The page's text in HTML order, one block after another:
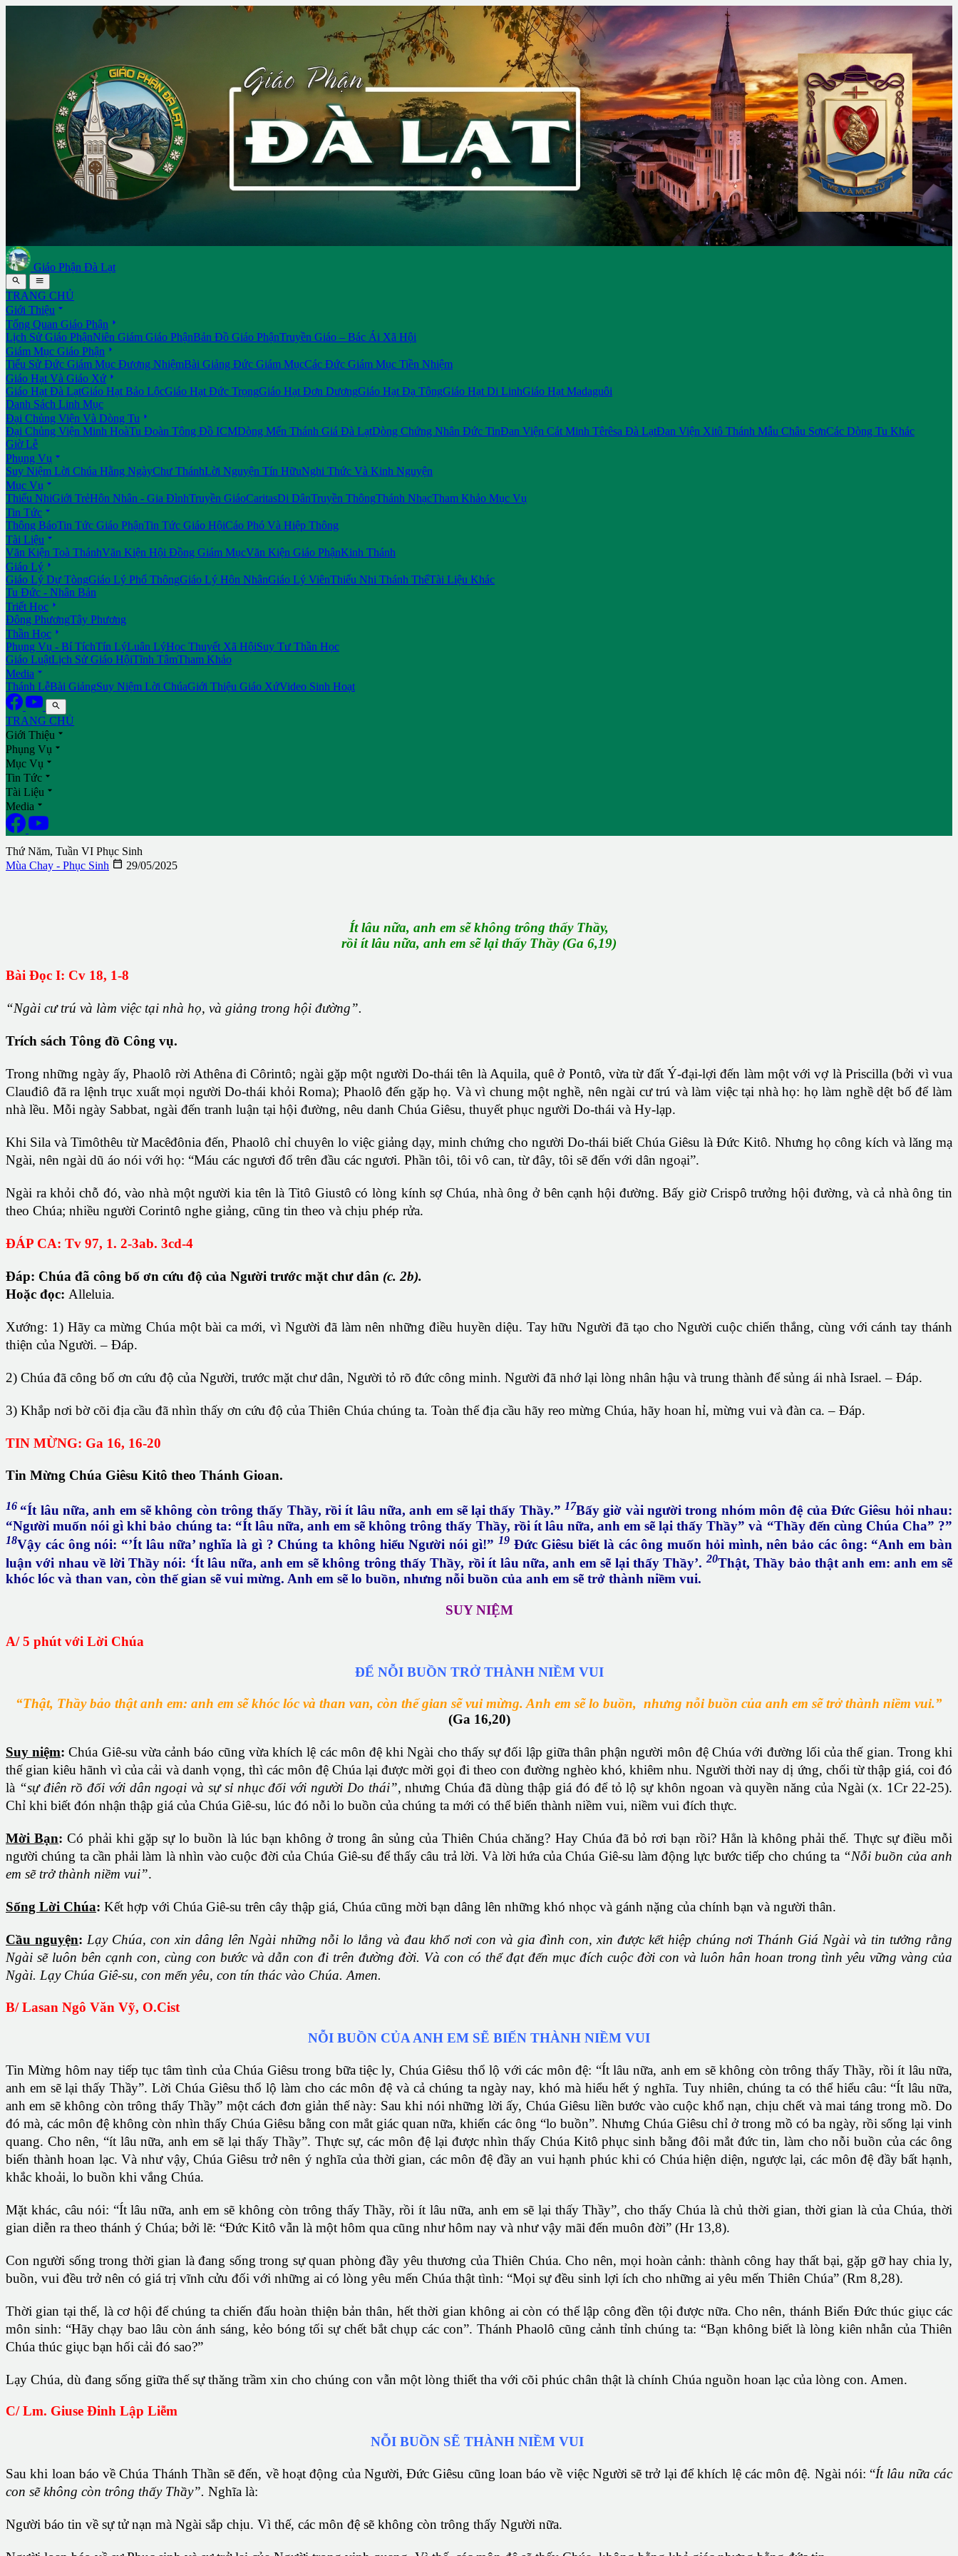
Giáo Phận Đà Lạt
 
TRANG CHỦ
Giới Thiệu 
Tổng Quan Giáo Phận 
Lịch Sử Giáo PhậnNiên Giám Giáo PhậnBản Đồ Giáo PhậnTruyền Giáo – Bác Ái Xã Hội
Giám Mục Giáo Phận 
Tiểu Sử Đức Giám Mục Đương NhiệmBài Giảng Đức Giám MụcCác Đức Giám Mục Tiền Nhiệm
Giáo Hạt Và Giáo Xứ 
Giáo Hạt Đà LạtGiáo Hạt Bảo LộcGiáo Hạt Đức TrọngGiáo Hạt Đơn DươngGiáo Hạt Đạ TôngGiáo Hạt Di LinhGiáo Hạt Madaguôi
Danh Sách Linh Mục
Đại Chủng Viện Và Dòng Tu 
Đại Chủng Viện Minh HoàTu Đoàn Tông Đồ ICMDòng Mến Thánh Giá Đà LạtDòng Chứng Nhân Đức TinĐan Viện Cát Minh Têrêsa Đà LạtĐan Viện Xitô Thánh Mẫu Châu SơnCác Dòng Tu Khác
Giờ Lễ
Phụng Vụ 
Suy Niệm Lời Chúa Hằng NgàyChư ThánhLời Nguyện Tín HữuNghi Thức Và Kinh Nguyện
Mục Vụ 
Thiếu NhiGiới TrẻHôn Nhân - Gia ĐìnhTruyền GiáoCaritasDi DânTruyền ThôngThánh NhạcTham Khảo Mục Vụ
Tin Tức 
Thông BáoTin Tức Giáo PhậnTin Tức Giáo HộiCáo Phó Và Hiệp Thông
Tài Liệu 
Văn Kiện Toà ThánhVăn Kiện Hội Đồng Giám MụcVăn Kiện Giáo PhậnKinh Thánh
Giáo Lý 
Giáo Lý Dự TòngGiáo Lý Phổ ThôngGiáo Lý Hôn NhânGiáo Lý ViênThiếu Nhi Thánh ThểTài Liệu Khác
Tu Đức - Nhân Bản
Triết Học 
Đông PhươngTây Phương
Thần Học 
Phụng Vụ - Bí TíchTín LýLuân LýHọc Thuyết Xã HộiSuy Tư Thần Học
Giáo LuậtLịch Sử Giáo HộiTĩnh TâmTham Khảo
Media 
Thánh LễBài GiảngSuy Niệm Lời ChúaGiới Thiệu Giáo XứVideo Sinh Hoạt

TRANG CHỦ
Giới Thiệu 
Phụng Vụ 
Mục Vụ 
Tin Tức 
Tài Liệu 
Media 
Thứ Năm, Tuần VI Phục Sinh
Mùa Chay - Phục Sinh  29/05/2025
Ít lâu nữa, anh em sẽ không trông thấy Thầy,
rồi ít lâu nữa, anh em sẽ lại thấy Thầy (Ga 6,19)
Bài Ðọc I: Cv 18, 1-8
“Ngài cư trú và làm việc tại nhà họ, và giảng trong hội đường”.
Trích sách Tông đồ Công vụ.
Trong những ngày ấy, Phaolô rời Athêna đi Côrintô; ngài gặp một người Do-thái tên là Aquila, quê ở Pontô, vừa từ đất Ý-đại-lợi đến làm một với vợ là Priscilla (bởi vì vua
Clauđiô đã ra lệnh trục xuất mọi người Do-thái khỏi Roma); Phaolô đến gặp họ. Và vì chung một nghề, nên ngài cư trú và làm việc tại nhà họ: họ làm nghề dệt bố để làm
nhà lều. Mỗi ngày Sabbat, ngài đến tranh luận tại hội đường, nêu danh Chúa Giêsu, thuyết phục người Do-thái và Hy-lạp.
Khi Sila và Timôthêu từ Macêđônia đến, Phaolô chỉ chuyên lo việc giảng dạy, minh chứng cho người Do-thái biết Chúa Giêsu là Ðức Kitô. Nhưng họ công kích và lăng mạ
Ngài, nên ngài dũ áo nói với họ: “Máu các ngươi đổ trên đầu các ngươi. Phần tôi, tôi vô can, từ đây, tôi sẽ đến với dân ngoại”.
Ngài ra khỏi chỗ đó, vào nhà một người kia tên là Titô Giustô có lòng kính sợ Chúa, nhà ông ở bên cạnh hội đường. Bấy giờ Crispô trưởng hội đường, và cả nhà ông tin
theo Chúa; nhiều người Corintô nghe giảng, cũng tin theo và chịu phép rửa.
ĐÁP CA: Tv 97, 1. 2-3ab. 3cd-4
Đáp: Chúa đã công bố ơn cứu độ của Người trước mặt chư dân (c. 2b).
Hoặc đọc: Alleluia.
Xướng: 1) Hãy ca mừng Chúa một bài ca mới, vì Người đã làm nên những điều huyền diệu. Tay hữu Người đã tạo cho Người cuộc chiến thắng, cùng với cánh tay thánh
thiện của Người. – Đáp.
2) Chúa đã công bố ơn cứu độ của Người, trước mặt chư dân, Người tỏ rõ đức công minh. Người đã nhớ lại lòng nhân hậu và trung thành để sủng ái nhà Israel. – Đáp.
3) Khắp nơi bờ cõi địa cầu đã nhìn thấy ơn cứu độ của Thiên Chúa chúng ta. Toàn thể địa cầu hãy reo mừng Chúa, hãy hoan hỉ, mừng vui và đàn ca. – Đáp.
TIN MỪNG: Ga 16, 16-20
Tin Mừng Chúa Giêsu Kitô theo Thánh Gioan.
16 “Ít lâu nữa, anh em sẽ không còn trông thấy Thầy, rồi ít lâu nữa, anh em sẽ lại thấy Thầy.”17Bấy giờ vài người trong nhóm môn đệ của Đức Giêsu hỏi nhau:
“Người muốn nói gì khi bảo chúng ta: “Ít lâu nữa, anh em sẽ không trông thấy Thầy, rồi ít lâu nữa, anh em sẽ lại thấy Thầy” và “Thầy đến cùng Chúa Cha” ?”
18Vậy các ông nói: “’Ít lâu nữa’ nghĩa là gì ? Chúng ta không hiểu Người nói gì!” 19Đức Giêsu biết là các ông muốn hỏi mình, nên bảo các ông: “Anh em bàn
luận với nhau về lời Thầy nói: ‘Ít lâu nữa, anh em sẽ không trông thấy Thầy, rồi ít lâu nữa, anh em sẽ lại thấy Thầy’.20Thật, Thầy bảo thật anh em: anh em sẽ
khóc lóc và than van, còn thế gian sẽ vui mừng. Anh em sẽ lo buồn, nhưng nỗi buồn của anh em sẽ trở thành niềm vui.
SUY NIỆM
A/ 5 phút với Lời Chúa
ĐỂ NỖI BUỒN TRỞ THÀNH NIỀM VUI
“Thật, Thầy bảo thật anh em: anh em sẽ khóc lóc và than van, còn thế gian sẽ vui mừng. Anh em sẽ lo buồn, nhưng nỗi buồn của anh em sẽ trở thành niềm vui.”
(Ga 16,20)
Suy niệm: Chúa Giê-su vừa cảnh báo cũng vừa khích lệ các môn đệ khi Ngài cho thấy sự đối lập giữa thân phận người môn đệ Chúa với đường lối của thế gian. Trong khi
thế gian kiêu hãnh vì của cải và danh vọng, thì các môn đệ Chúa lại được mời gọi đi theo con đường nghèo khó, khiêm nhu. Người thời nay dị ứng, chối từ thập giá, coi đó
là “sự điên rồ đối với dân ngoại và sự sỉ nhục đối với người Do thái”, nhưng Chúa đã dùng thập giá đó để tỏ lộ sự khôn ngoan và quyền năng của Ngài (x. 1Cr 22-25).
Chỉ khi biết đón nhận thập giá của Chúa Giê-su, lúc đó nỗi lo buồn của chúng ta mới có thể biến thành niềm vui, niềm vui đích thực.
Mời Bạn: Có phải khi gặp sự lo buồn là lúc bạn không ở trong ân sủng của Thiên Chúa chăng? Hay Chúa đã bỏ rơi bạn rồi? Hẳn là không phải thế. Thực sự điều mỗi
người chúng ta cần phải làm là nhìn vào cuộc đời của Chúa Giê-su để thấy câu trả lời. Và lời hứa của Chúa Giê-su làm động lực bước tiếp cho chúng ta “Nỗi buồn củaanh
em sẽ trở thành niềm vui”.
Sống Lời Chúa: Kết hợp với Chúa Giê-su trên cây thập giá, Chúa cũng mời bạn dâng lên những khó nhọc và gánh nặng của chính bạn và người thân.
Cầu nguyện: Lạy Chúa, con xin dâng lên Ngài những nỗi lo lắng và đau khổ nơi con và gia đình con, xin được kết hiệp chúng nơi Thánh Giá Ngài và tin tưởng rằng
Ngài sẽ luôn bên cạnh con, cùng con bước và dẫn con đi trên đường đời. Và con có thể đạt đến mục đích cuộc đời con và luôn hân hoan trong tình yêu vững vàng của
Ngài. Lạy Chúa Giê-su, con mến yêu, con tín thác vào Chúa. Amen.
B/ Lasan Ngô Văn Vỹ, O.Cist
NỖI BUỒN CỦA ANH EM SẼ BIẾN THÀNH NIỀM VUI
Tin Mừng hôm nay tiếp tục tâm tình của Chúa Giêsu trong bữa tiệc ly, Chúa Giêsu thổ lộ với các môn đệ: “Ít lâu nữa, anh em sẽ không còn trông thấy Thầy, rồi ít lâu nữa,
anh em sẽ lại thấy Thầy”. Lời Chúa Giêsu thổ lộ làm cho các môn đệ và cả chúng ta ngày nay, khó mà hiểu hết ý nghĩa. Tuy nhiên, chúng ta có thể hiểu câu: “Ít lâu nữa,
anh em sẽ không còn trông thấy Thầy” một cách đơn giản thế này: Sau khi nói những lời ấy, Chúa Giêsu liền bước vào cuộc khổ nạn, chịu chết và mai táng trong mồ. Do
đó mà, các môn đệ không còn nhìn thấy Chúa Giêsu bằng con mắt giác quan nữa, khiến các ông “lo buồn”. Nhưng Chúa Giêsu chỉ ở trong mồ có ba ngày, rồi sống lại vinh
quang. Cho nên, “ít lâu nữa, anh em sẽ lại thấy Thầy”. Thực sự, các môn đệ lại được nhìn thấy Chúa Kitô phục sinh bằng đôi mắt đức tin, làm cho nỗi buồn của các ông
biến thành hoan lạc. Và như vậy, Chúa Giêsu trở nên ý nghĩa của thời gian, các môn đệ đầy an vui hạnh phúc khi có Chúa hiện diện, ngược lại, các môn đệ đầy bất hạnh,
khắc khoải, lo buồn khi vắng Chúa.
Mặt khác, câu nói: “Ít lâu nữa, anh em sẽ không còn trông thấy Thầy, rồi ít lâu nữa, anh em sẽ lại thấy Thầy”, cho thấy Chúa là chủ thời gian, thời gian là của Chúa, thời
gian diễn ra theo thánh ý Chúa; bởi lẽ: “Đức Kitô vẫn là một hôm qua cũng như hôm nay và như vậy mãi đến muôn đời” (Hr 13,8).
Con người sống trong thời gian là đang sống trong sự quan phòng đầy yêu thương của Thiên Chúa. Cho nên, mọi hoàn cảnh: thành công hay thất bại, gặp gỡ hay chia ly,
buồn, vui đều trở nên có giá trị vĩnh cửu đối với những ai có lòng yêu mến Chúa thật tình: “Mọi sự đều sinh lợi ích cho những ai yêu mến Thiên Chúa” (Rm 8,28).
Thời gian tại thế, là cơ hội để chúng ta chiến đấu hoàn thiện bản thân, hết thời gian không ai còn có thể lập công đền tội được nữa. Cho nên, thánh Biển Đức thúc giục các
môn sinh: “Hãy chạy bao lâu còn ánh sáng, kẻo bóng tối sự chết bắt chụp các con”. Thánh Phaolô cũng cảnh tỉnh chúng ta: “Bạn không biết là lòng kiên nhẫn của Thiên
Chúa thúc giục bạn hối cải đó sao?”
Lạy Chúa, dù đang sống giữa thế sự thăng trầm xin cho chúng con vẫn một lòng thiết tha với cõi phúc chân thật là chính Chúa nguồn hoan lạc của lòng con. Amen.
C/ Lm. Giuse Đinh Lập Liễm
NỖI BUỒN SẼ THÀNH NIỀM VUI
Sau khi loan báo về Chúa Thánh Thần sẽ đến, về hoạt động của Người, Đức Giêsu cũng loan báo về việc Người sẽ trở lại để khích lệ các môn đệ. Ngài nói: “Ít lâu nữa các
con sẽ không còn trông thấy Thầy”. Nghĩa là:
Người báo tin về sự tử nạn mà Ngài sắp chịu. Vì thế, các môn đệ sẽ không còn trông thấy Người nữa.